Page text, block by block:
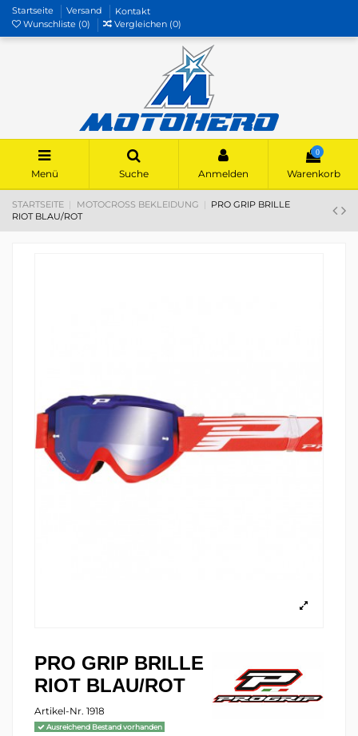
Startseite Versand
Kontakt
Wunschliste (0) Vergleichen (0)
Menü Suche Anmelden
0
Warenkorb
STARTSEITE MOTOCROSS BEKLEIDUNG
PRO GRIP BRILLE
RIOT BLAU/ROT
PRO GRIP BRILLE
RIOT BLAU/ROT
Artikel-Nr. 1918
Ausreichend Bestand vorhanden